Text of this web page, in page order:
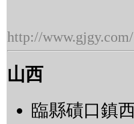
http://www.gjgy.com/
山西
臨縣磧口鎮